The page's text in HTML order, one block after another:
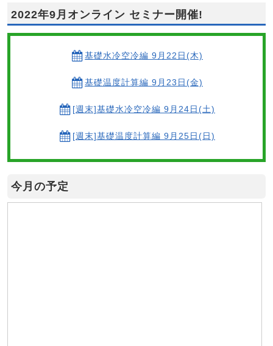
2022年9月オンライン セミナー開催!
基礎水冷空冷編 9月22日(木)
基礎温度計算編 9月23日(金)
[週末]基礎水冷空冷編 9月24日(土)
[週末]基礎温度計算編 9月25日(日)
今月の予定